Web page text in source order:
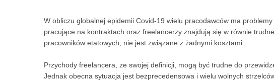
W obliczu globalnej epidemii Covid-19 wielu pracodawców ma
pracujące na kontraktach oraz freelancerzy znajdują się w równie
pracowników etatowych, nie jest związane z żadnymi kosztami.
Przychody freelancera, ze swojej definicji, mogą być trudne do
Jednak obecna sytuacja jest bezprecedensowa i wielu wolnych